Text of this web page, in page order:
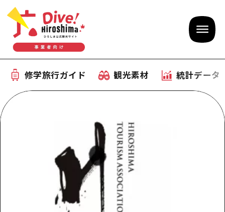
修学旅行ガイド 観光素材 統計データ
修学旅行ガイド
体験型学習プログラム
おすすめモデルコース
産業・体験 観光スポット
お役立ち情報
事前・事後学習
旅行会社様向け観光素材
観光素材
統計データ
補助金情報
公募入札情報